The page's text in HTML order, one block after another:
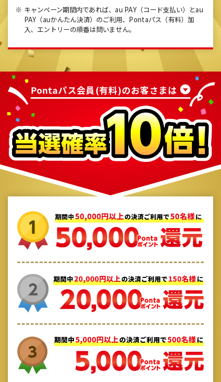
キャンペーン期間内であれば、au PAY（コード支払い）とau
PAY（auかんたん決済）のご利用、Pontaパス（有料）加
入、エントリーの順番は問いません。
Pontaパス会員(有料)のお客さまは